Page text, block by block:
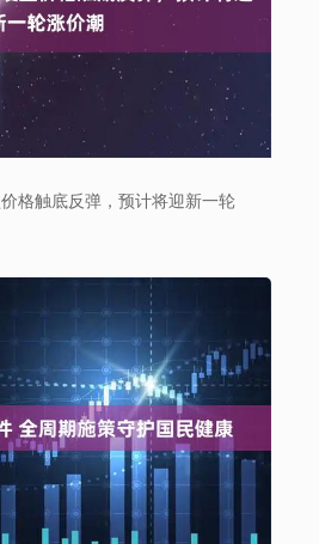
格触底反弹，预计将迎新一轮